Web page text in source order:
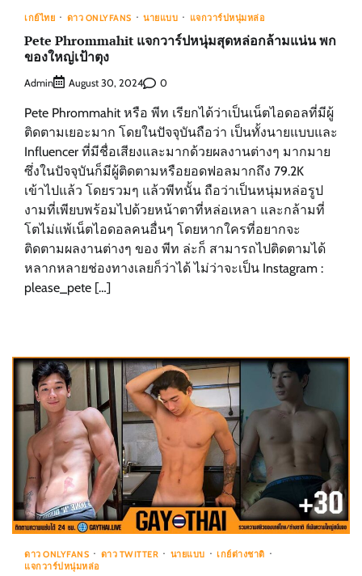
เกย์ไทย ดาว ONLYFANS นายแบบ แจกวาร์ปหนุ่มหล่อ
Pete Phrommahit แจกวาร์ปหนุ่มสุดหล่อกล้ามแน่น พก
ของใหญ่เป้าตุง
Admin August 30, 2024 0
Pete Phrommahit หรือ พีท เรียกได้ว่าเป็นเน็ตไอดอลที่มีผู้
ติดตามเยอะมาก โดยในปัจจุบันถือว่า เป็นทั้งนายแบบและ
Influencer ที่มีชื่อเสียงและมากด้วยผลงานต่างๆ มากมาย
ซึ่งในปัจจุบันก็มีผู้ติดตามหรือยอดฟอลมากถึง 79.2K
เข้าไปแล้ว โดยรวมๆ แล้วพีทนั้น ถือว่าเป็นหนุ่มหล่อรูป
งามที่เพียบพร้อมไปด้วยหน้าตาที่หล่อเหลา และกล้ามที่
โตไม่แพ้เน็ตไอดอลคนอื่นๆ โดยหากใครที่อยากจะ
ติดตามผลงานต่างๆ ของ พีท ล่ะก็ สามารถไปติดตามได้
หลากหลายช่องทางเลยก็ว่าได้ ไม่ว่าจะเป็น Instagram :
please_pete […]
ดาว ONLYFANS ดาว TWITTER นายแบบ
เกย์ต่างชาติ
แจกวาร์ปหนุ่มหล่อ